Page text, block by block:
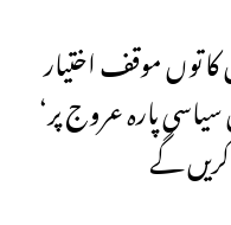
توں موقف اختیار
پارہ عروج پر‘
گے